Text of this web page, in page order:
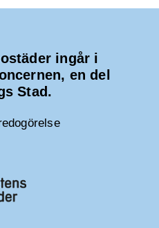
ingår i
en del
Stad.